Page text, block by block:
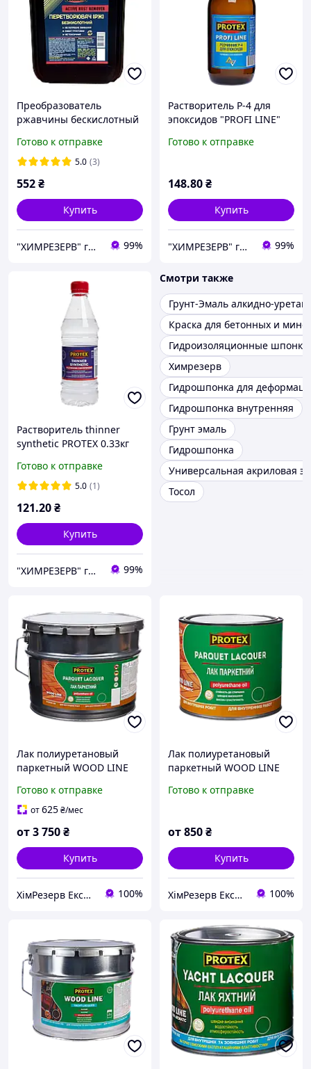
Преобразователь
ржавчины бескислотный
Готово к отправке
5.0 (3)
552₴
Купить
"ХИМРЕЗЕРВ" группа компаний: ТОВ "ПРОГРЕС 2010", ТОВ "ХІМРЕЗЕРВ-УКРАЇНА" 99%
Растворитель Р-4 для
эпоксидов "PROFI LINE"
Готово к отправке
148.80₴
Купить
"ХИМРЕЗЕРВ" группа компаний: ТОВ "ПРОГРЕС 2010", ТОВ "ХІМРЕЗЕРВ-УКРАЇНА" 99%
Растворитель thinner
synthetic PROTEX 0.33кг
деароматизированный
Готово к отправке
5.0 (1)
121.20₴
Купить
"ХИМРЕЗЕРВ" группа компаний: ТОВ "ПРОГРЕС 2010", ТОВ "ХІМРЕЗЕРВ-УКРАЇНА" 99%
Смотри также
Грунт-Эмаль алкидно-
Краска для бетонных и
Гидроизоляционные шпонки
Химрезерв
Гидрошпонка для
Гидрошпонка внутренняя
Грунт эмаль
Гидрошпонка
Универсальная акриловая
Тосол
Лак полиуретановый
паркетный WOOD LINE
глян./полумат.
Готово к отправке
от625₴/мес
от3 750₴
Купить
ХімРезерв Експерт 100%
Лак полиуретановый
паркетный WOOD LINE
полумат.
Готово к отправке
от850₴
Купить
ХімРезерв Експерт 100%